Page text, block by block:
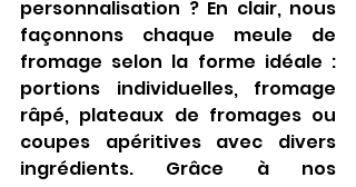
personnalisation ? En clair, nous
façonnons chaque meule de
fromage selon la forme idéale :
portions individuelles, fromage
râpé, plateaux de fromages ou
coupes apéritives avec divers
ingrédients. Grâce à nos